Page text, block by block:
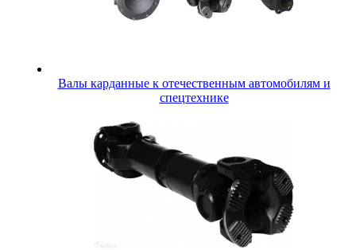
Валы карданные к отечественным автомобилям и
спецтехнике